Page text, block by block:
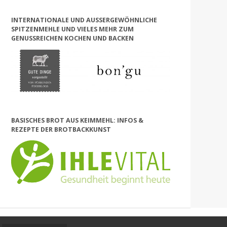
INTERNATIONALE UND AUSSERGEWÖHNLICHE S
PITZENMEHLE UND VIELES MEHR ZUM G
ENUSSREICHEN KOCHEN UND BACKEN
BASISCHES BROT AUS KEIMMEHL: INFOS &
REZEPTE DER BROTBACKKUNST